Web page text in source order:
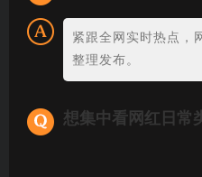
紧跟全网实时热点，
整理发布。
想集中看网红日常